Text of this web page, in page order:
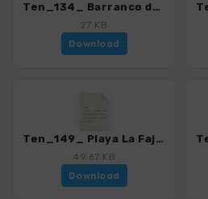
Ten_134_ Barranco del Infierno.gpx
27 KB
Download
Ten_149_ Playa La Fajana.gpx
49.67 KB
Download